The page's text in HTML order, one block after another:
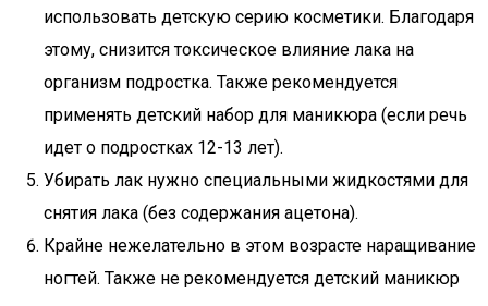
использовать детскую серию косметики. Благодаря
этому, снизится токсическое влияние лака на
организм подростка. Также рекомендуется
применять детский набор для маникюра (если речь
идет о подростках 12-13 лет).
Убирать лак нужно специальными жидкостями для
снятия лака (без содержания ацетона).
Крайне нежелательно в этом возрасте наращивание
ногтей. Также не рекомендуется детский маникюр